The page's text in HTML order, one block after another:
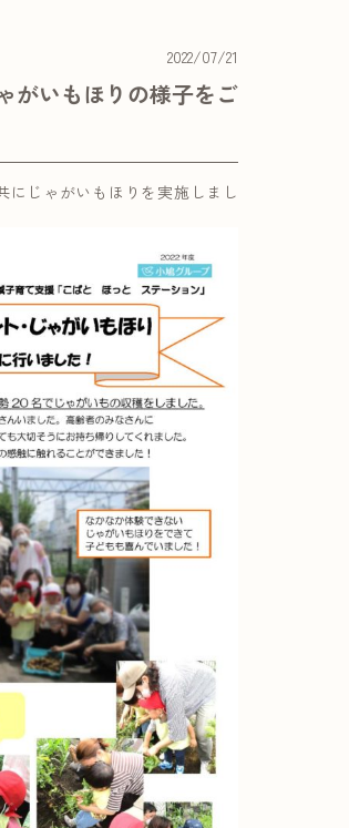
2022/07/21
がいもほりの様子をご
にじゃがいもほりを実施しまし